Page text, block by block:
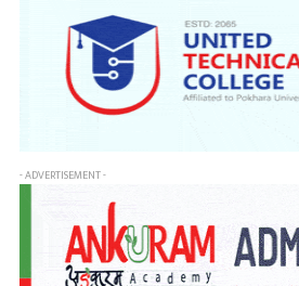
- ADVERTISEMENT -